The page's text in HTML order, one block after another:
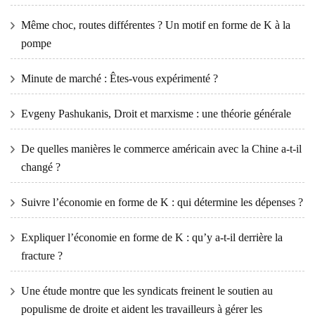
Même choc, routes différentes ? Un motif en forme de K à la
pompe
Minute de marché : Êtes-vous expérimenté ?
Evgeny Pashukanis, Droit et marxisme : une théorie générale
De quelles manières le commerce américain avec la Chine a-t-il
changé ?
Suivre l’économie en forme de K : qui détermine les dépenses ?
Expliquer l’économie en forme de K : qu’y a-t-il derrière la
fracture ?
Une étude montre que les syndicats freinent le soutien au
populisme de droite et aident les travailleurs à gérer les